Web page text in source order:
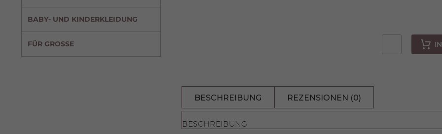
BESCHREIBUNG REZENSIONEN (0)
BESCHREIBUNG
BABY- UND KINDERKLEIDUNG
FÜR GROSSE